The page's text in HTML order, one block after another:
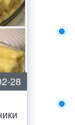
28